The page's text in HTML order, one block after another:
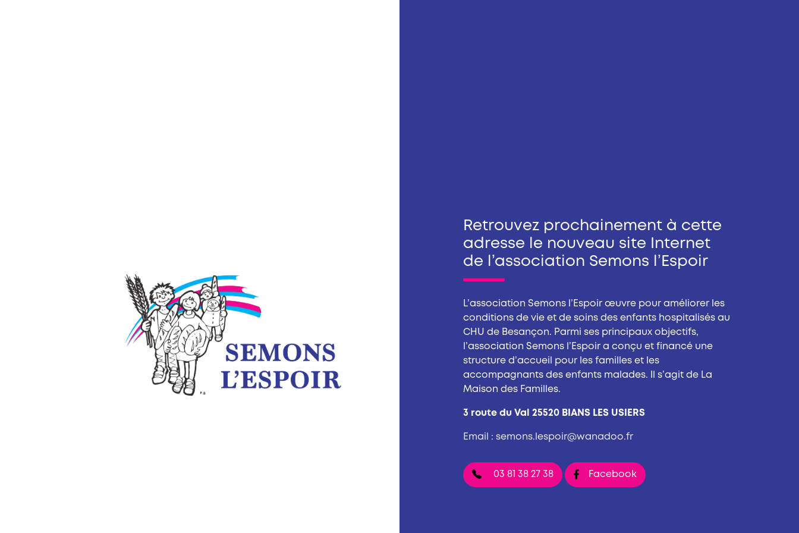
Retrouvez prochainement à cette
adresse le nouveau site Internet
de l’association Semons l’Espoir
L’association Semons l’Espoir œuvre pour améliorer les
conditions de vie et de soins des enfants hospitalisés au
CHU de Besançon. Parmi ses principaux objectifs,
l’association Semons l’Espoir a conçu et financé une
structure d’accueil pour les familles et les
accompagnants des enfants malades. Il s’agit de La
Maison des Familles.
3 route du Val 25520 BIANS LES USIERS
Email : semons.lespoir@wanadoo.fr
03 81 38 27 38 Facebook